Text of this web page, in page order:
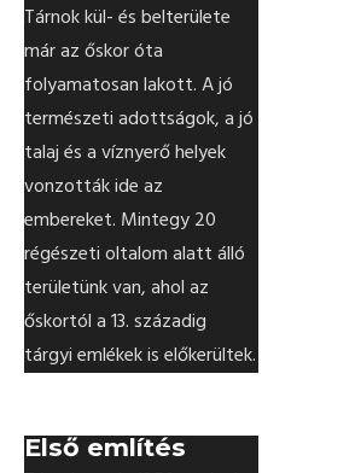
Tárnok kül- és belterülete
már az őskor óta
folyamatosan lakott. A jó
természeti adottságok, a jó
talaj és a víznyerő helyek
vonzották ide az
embereket. Mintegy 20
régészeti oltalom alatt álló
területünk van, ahol az
őskortól a 13. századig
tárgyi emlékek is előkerültek.
Első említés